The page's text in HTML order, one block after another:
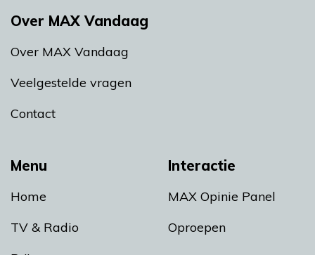
Menu
Home
TV & Radio
Interactie
MAX Opinie Panel
Oproepen
Over MAX Vandaag
Over MAX Vandaag
Veelgestelde vragen
Contact